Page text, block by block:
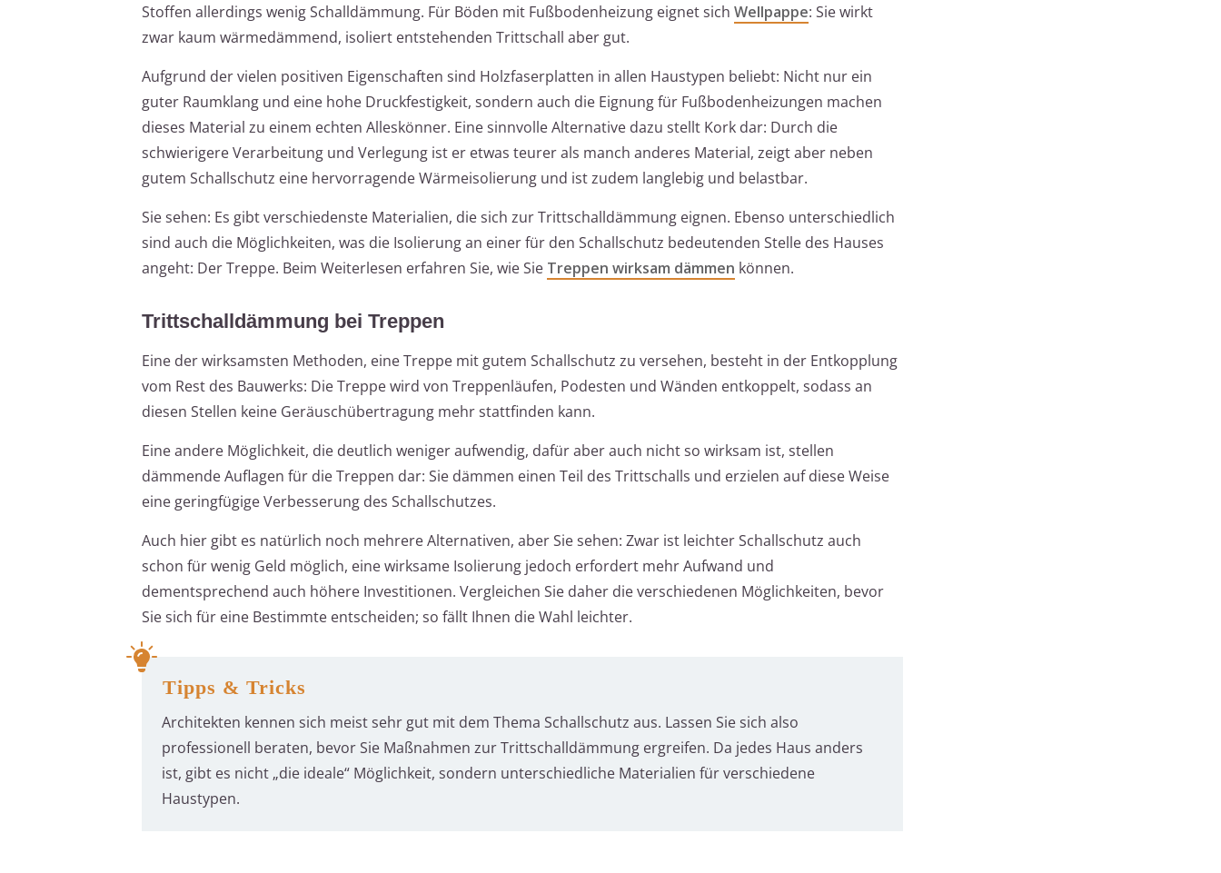
Stoffen allerdings wenig Schalldämmung. Für Böden mit Fußbodenheizung eignet sich Wellpappe: Sie wirkt
zwar kaum wärmedämmend, isoliert entstehenden Trittschall aber gut.
Aufgrund der vielen positiven Eigenschaften sind Holzfaserplatten in allen Haustypen beliebt: Nicht nur ein
guter Raumklang und eine hohe Druckfestigkeit, sondern auch die Eignung für Fußbodenheizungen machen
dieses Material zu einem echten Alleskönner. Eine sinnvolle Alternative dazu stellt Kork dar: Durch die
schwierigere Verarbeitung und Verlegung ist er etwas teurer als manch anderes Material, zeigt aber neben
gutem Schallschutz eine hervorragende Wärmeisolierung und ist zudem langlebig und belastbar.
Sie sehen: Es gibt verschiedenste Materialien, die sich zur Trittschalldämmung eignen. Ebenso unterschiedlich
sind auch die Möglichkeiten, was die Isolierung an einer für den Schallschutz bedeutenden Stelle des Hauses
angeht: Der Treppe. Beim Weiterlesen erfahren Sie, wie Sie Treppen wirksam dämmen können.
Trittschalldämmung bei Treppen
Eine der wirksamsten Methoden, eine Treppe mit gutem Schallschutz zu versehen, besteht in der Entkopplung
vom Rest des Bauwerks: Die Treppe wird von Treppenläufen, Podesten und Wänden entkoppelt, sodass an
diesen Stellen keine Geräuschübertragung mehr stattfinden kann.
Eine andere Möglichkeit, die deutlich weniger aufwendig, dafür aber auch nicht so wirksam ist, stellen
dämmende Auflagen für die Treppen dar: Sie dämmen einen Teil des Trittschalls und erzielen auf diese Weise
eine geringfügige Verbesserung des Schallschutzes.
Auch hier gibt es natürlich noch mehrere Alternativen, aber Sie sehen: Zwar ist leichter Schallschutz auch
schon für wenig Geld möglich, eine wirksame Isolierung jedoch erfordert mehr Aufwand und
dementsprechend auch höhere Investitionen. Vergleichen Sie daher die verschiedenen Möglichkeiten, bevor
Sie sich für eine Bestimmte entscheiden; so fällt Ihnen die Wahl leichter.
Tipps & Tricks
Architekten kennen sich meist sehr gut mit dem Thema Schallschutz aus. Lassen Sie sich also
professionell beraten, bevor Sie Maßnahmen zur Trittschalldämmung ergreifen. Da jedes Haus anders
ist, gibt es nicht „die ideale“ Möglichkeit, sondern unterschiedliche Materialien für verschiedene
Haustypen.